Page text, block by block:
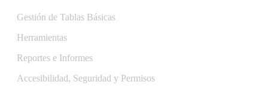
Gestión de Tablas Básicas
Herramientas
Reportes e Informes
Accesibilidad, Seguridad y Permisos